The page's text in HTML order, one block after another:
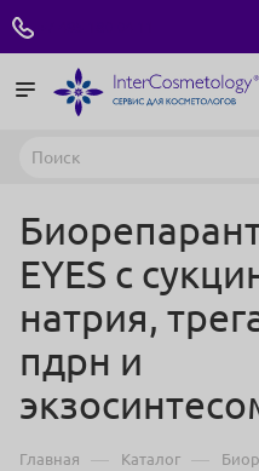
EYES с
натрия,
пдрн и
Главная — Каталог —